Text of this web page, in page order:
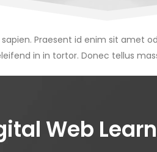
Praesent id enim sit
in in tortor. Donec tellus
Web